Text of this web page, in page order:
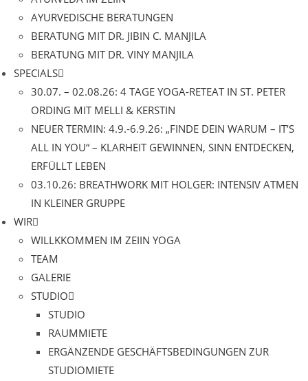
AYURVEDISCHE BERATUNGEN
BERATUNG MIT DR. JIBIN C. MANJILA
BERATUNG MIT DR. VINY MANJILA
SPECIALS
30.07. – 02.08.26: 4 TAGE YOGA-RETEAT IN ST. PETER
ORDING MIT MELLI & KERSTIN
NEUER TERMIN: 4.9.-6.9.26: „FINDE DEIN WARUM – IT’S
ALL IN YOU“ – KLARHEIT GEWINNEN, SINN ENTDECKEN,
ERFÜLLT LEBEN
03.10.26: BREATHWORK MIT HOLGER: INTENSIV ATMEN
IN KLEINER GRUPPE
WIR
WILLKKOMMEN IM ZEIIN YOGA
TEAM
GALERIE
STUDIO
STUDIO
RAUMMIETE
ERGÄNZENDE GESCHÄFTSBEDINGUNGEN ZUR
STUDIOMIETE